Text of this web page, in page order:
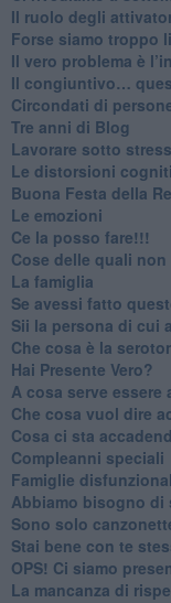
​Il ruolo degli
​Forse siamo troppo
​Il vero problema è
​Il congiuntivo…
​Circondati di
​Tre anni di Blog
​Lavorare sotto
​Le distorsioni
​Buona Festa della
Le emozioni
​Ce la posso fare!!!
​Cose delle quali
​La famiglia
​Se avessi fatto
​Sii la persona di cui
Che cosa è la
​Hai Presente Vero?
A cosa serve essere
​Che cosa vuol dire
​Cosa ci sta
​Compleanni speciali
​Famiglie
​Abbiamo bisogno di
Sono solo
​Stai bene con te
​OPS! Ci siamo
​La mancanza di